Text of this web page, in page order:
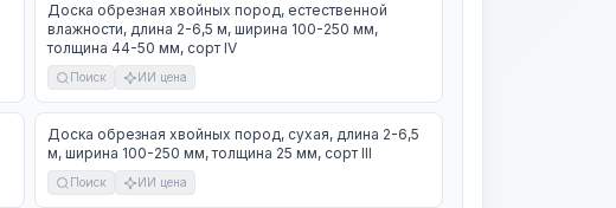
Доска обрезная хвойных пород, естественной
влажности, длина 2-6,5 м, ширина 100-250 мм,
толщина 44-50 мм, сорт IV
Поиск ИИ цена
Доска обрезная хвойных пород, сухая, длина 2-6,5
м, ширина 100-250 мм, толщина 25 мм, сорт III
Поиск ИИ цена